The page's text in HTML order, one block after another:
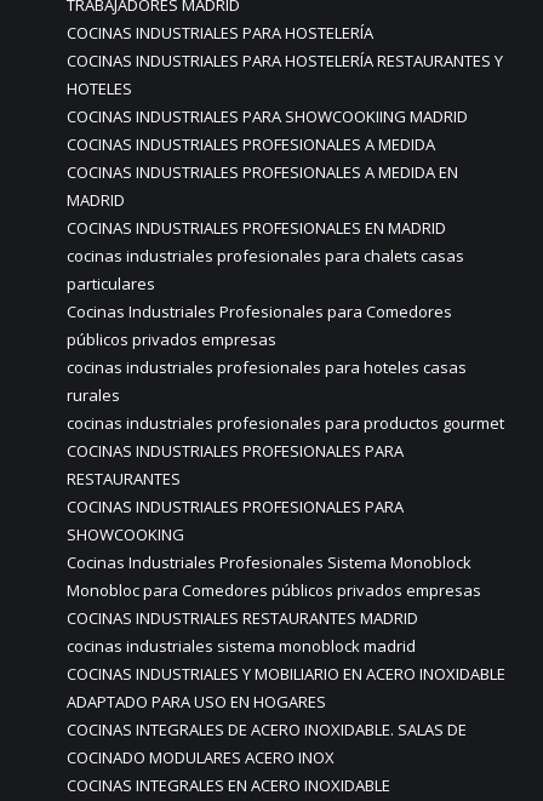
TRABAJADORES MADRID
COCINAS INDUSTRIALES PARA HOSTELERÍA
COCINAS INDUSTRIALES PARA HOSTELERÍA RESTAURANTES Y
HOTELES
COCINAS INDUSTRIALES PARA SHOWCOOKIING MADRID
COCINAS INDUSTRIALES PROFESIONALES A MEDIDA
COCINAS INDUSTRIALES PROFESIONALES A MEDIDA EN
MADRID
COCINAS INDUSTRIALES PROFESIONALES EN MADRID
cocinas industriales profesionales para chalets casas
particulares
Cocinas Industriales Profesionales para Comedores
públicos privados empresas
cocinas industriales profesionales para hoteles casas
rurales
cocinas industriales profesionales para productos gourmet
COCINAS INDUSTRIALES PROFESIONALES PARA
RESTAURANTES
COCINAS INDUSTRIALES PROFESIONALES PARA
SHOWCOOKING
Cocinas Industriales Profesionales Sistema Monoblock
Monobloc para Comedores públicos privados empresas
COCINAS INDUSTRIALES RESTAURANTES MADRID
cocinas industriales sistema monoblock madrid
COCINAS INDUSTRIALES Y MOBILIARIO EN ACERO INOXIDABLE
ADAPTADO PARA USO EN HOGARES
COCINAS INTEGRALES DE ACERO INOXIDABLE. SALAS DE
COCINADO MODULARES ACERO INOX
COCINAS INTEGRALES EN ACERO INOXIDABLE